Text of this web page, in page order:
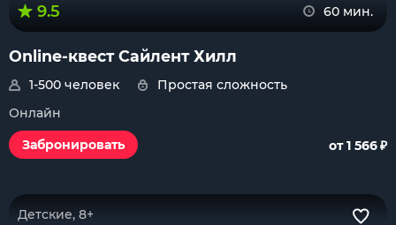
9.5 60 мин.
Online-квест Сайлент Хилл
1-500 человек
Простая сложность
Онлайн
Забронировать
от 1 566₽
Детские, 8+